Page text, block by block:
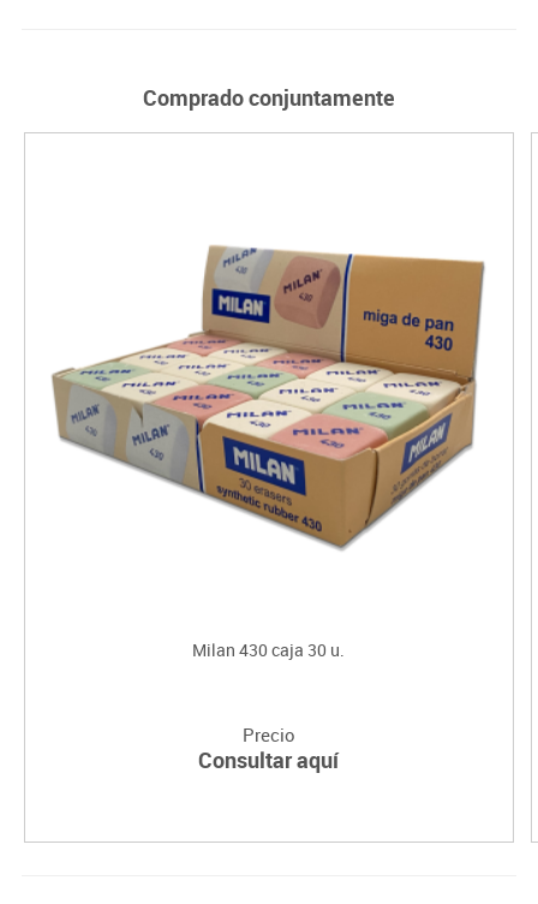
Comprado conjuntamente
Milan 430 caja 30 u.
Precio
Consultar aquí